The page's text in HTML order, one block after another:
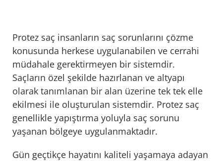
Protez saç insanların saç sorunlarını çözme
konusunda herkese uygulanabilen ve cerrahi
müdahale gerektirmeyen bir sistemdir.
Saçların özel şekilde hazırlanan ve altyapı
olarak tanımlanan bir alan üzerine tek tek elle
ekilmesi ile oluşturulan sistemdir. Protez saç
genellikle yapıştırma yoluyla saç sorunu
yaşanan bölgeye uygulanmaktadır.
Gün geçtikçe hayatını kaliteli yaşamaya adayan